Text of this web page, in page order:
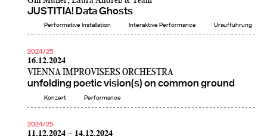
JUSTITIA! Data Ghosts
Performative Installation Interaktive Performance Uraufführung
2024/25
16.12.2024
VIENNA IMPROVISERS ORCHESTRA
unfolding poetic vision(s) on common ground
Konzert Performance
2024/25
11.12.2024 – 14.12.2024